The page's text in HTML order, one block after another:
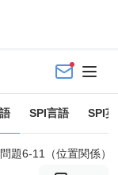
SPI言語 SPI
問題6-11（位置関係）